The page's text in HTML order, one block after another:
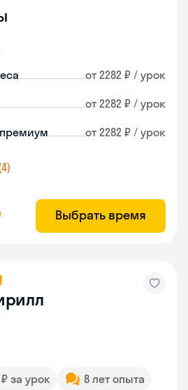
от 2282 ₽ / урок
от 2282 ₽ / урок
от 2282 ₽ / урок
Выбрать время
₽ за урок
8 лет опыта